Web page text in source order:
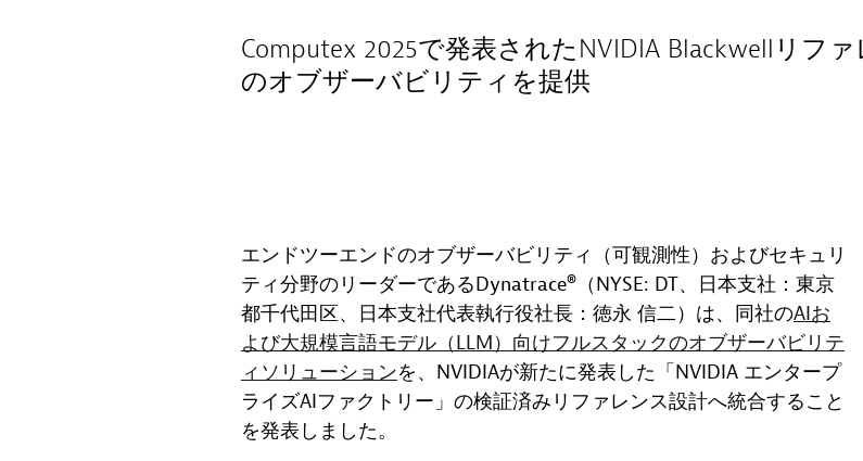
Computex 2025で発表されたNVIDIA Blackwellリフ
のオブザーバビリティを提供
エンドツーエンドのオブザーバビリティ（可観測性）およびセキュリ
ティ分野のリーダーであるDynatrace®（NYSE: DT、日本支社：東京
都千代田区、日本支社代表執行役社長：徳永 信二）は、同社のAIお
よび大規模言語モデル（LLM）向けフルスタックのオブザーバビリテ
ィソリューションを、NVIDIAが新たに発表した「NVIDIA エンタープ
ライズAIファクトリー」の検証済みリファレンス設計へ統合すること
を発表しました。